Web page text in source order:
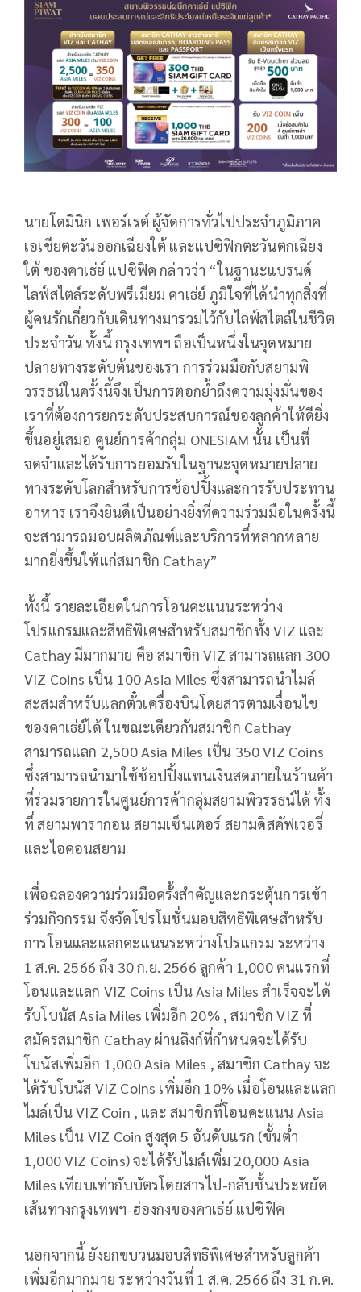
นายโดมินิก เพอร์เรต์ ผู้จัดการทั่วไปประจำภูมิภาค
เอเชียตะวันออกเฉียงใต้ และแปซิฟิกตะวันตกเฉียง
ใต้ ของคาเธ่ย์ แปซิฟิค กล่าวว่า “ในฐานะแบรนด์
ไลฟ์สไตล์ระดับพรีเมียม คาเธ่ย์ ภูมิใจที่ได้นำทุกสิ่งที่
ผู้คนรักเกี่ยวกับเดินทางมารวมไว้กับไลฟ์สไตล์ในชีวิต
ประจำวัน ทั้งนี้ กรุงเทพฯ ถือเป็นหนึ่งในจุดหมาย
ปลายทางระดับต้นของเรา การร่วมมือกับสยามพิ
วรรธน์ในครั้งนี้จึงเป็นการตอกย้ำถึงความมุ่งมั่นของ
เราที่ต้องการยกระดับประสบการณ์ของลูกค้าให้ดียิ่ง
ขึ้นอยู่เสมอ ศูนย์การค้ากลุ่ม ONESIAM นั้น เป็นที่
จดจำและได้รับการยอมรับในฐานะจุดหมายปลาย
ทางระดับโลกสำหรับการช้อปปิ้งและการรับประทาน
อาหาร เราจึงยินดีเป็นอย่างยิ่งที่ความร่วมมือในครั้งนี้
จะสามารถมอบผลิตภัณฑ์และบริการที่หลากหลาย
มากยิ่งขึ้นให้แก่สมาชิก Cathay”
ทั้งนี้ รายละเอียดในการโอนคะแนนระหว่าง
โปรแกรมและสิทธิพิเศษสำหรับสมาชิกทั้ง VIZ และ
Cathay มีมากมาย คือ สมาชิก VIZ สามารถแลก 300
VIZ Coins เป็น 100 Asia Miles ซึ่งสามารถนำไมล์
สะสมสำหรับแลกตั๋วเครื่องบินโดยสารตามเงื่อนไข
ของคาเธ่ย์ได้ ในขณะเดียวกันสมาชิก Cathay
สามารถแลก 2,500 Asia Miles เป็น 350 VIZ Coins
ซึ่งสามารถนำมาใช้ช้อปปิ้งแทนเงินสดภายในร้านค้า
ที่ร่วมรายการในศูนย์การค้ากลุ่มสยามพิวรรธน์ได้ ทั้ง
ที่ สยามพารากอน สยามเซ็นเตอร์ สยามดิสคัฟเวอรี่
และไอคอนสยาม
เพื่อฉลองความร่วมมือครั้งสำคัญและกระตุ้นการเข้า
ร่วมกิจกรรม จึงจัดโปรโมชั่นมอบสิทธิพิเศษสำหรับ
การโอนและแลกคะแนนระหว่างโปรแกรม ระหว่าง
1 ส.ค. 2566 ถึง 30 ก.ย. 2566 ลูกค้า 1,000 คนแรกที่
โอนและแลก VIZ Coins เป็น Asia Miles สำเร็จจะได้
รับโบนัส Asia Miles เพิ่มอีก 20% , สมาชิก VIZ ที่
สมัครสมาชิก Cathay ผ่านลิงก์ที่กำหนดจะได้รับ
โบนัสเพิ่มอีก 1,000 Asia Miles , สมาชิก Cathay จะ
ได้รับโบนัส VIZ Coins เพิ่มอีก 10% เมื่อโอนและแลก
ไมล์เป็น VIZ Coin , และ สมาชิกที่โอนคะแนน Asia
Miles เป็น VIZ Coin สูงสุด 5 อันดับแรก (ขั้นต่ำ
1,000 VIZ Coins) จะได้รับไมล์เพิ่ม 20,000 Asia
Miles เทียบเท่ากับบัตรโดยสารไป-กลับชั้นประหยัด
เส้นทางกรุงเทพฯ-ฮ่องกงของคาเธ่ย์ แปซิฟิค
นอกจากนี้ ยังยกขบวนมอบสิทธิพิเศษสำหรับลูกค้า
เพิ่มอีกมากมาย ระหว่างวันที่ 1 ส.ค. 2566 ถึง 31 ก.ค.